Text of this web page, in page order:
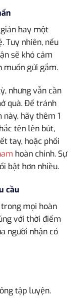
hay một
Tuy nhiên, nếu
sẽ khó cảm
muốn gửi gắm.
nhưng vẫn cần
quà. Để tránh
hãy thêm 1
tên lên bút,
tay, hoặc phối
hoàn chỉnh. Sự
bật hơn nhiều.
cầu
trong mọi hoàn
với thời điểm
người nhận có
tập luyện.